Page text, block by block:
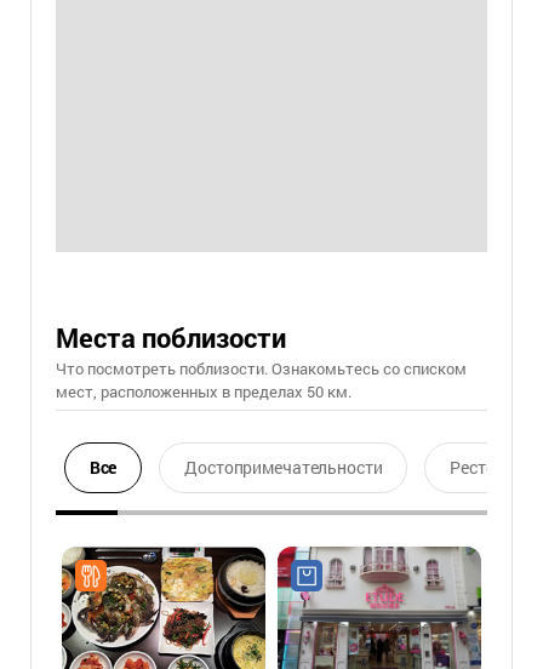
Места поблизости
Что посмотреть поблизости. Ознакомьтесь со списком
мест, расположенных в пределах 50 км.
Все Достопримечательности Ресторан